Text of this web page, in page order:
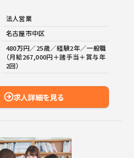
法人営業
名古屋市中区
480万円／25歳／経験2年／一般職
（月給267,000円＋諸手当＋賞与年
2回）
求人詳細を見る